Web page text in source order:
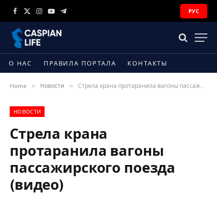
Facebook
X
Instagram
YouTubeTelegram
РУС
О НАС ПРАВИЛА ПОРТАЛА КОНТАКТЫ
Home » Новости » Стрела крана протаранила вагоны пассажирского поезда (видео)
НОВОСТИ
Стрела крана
протаранила вагоны
пассажирского поезда
(видео)